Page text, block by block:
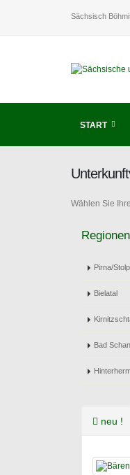
Sächsisch
START
Wählen Sie
Regionen
Pirna/
Bielatal
Bad
neu !